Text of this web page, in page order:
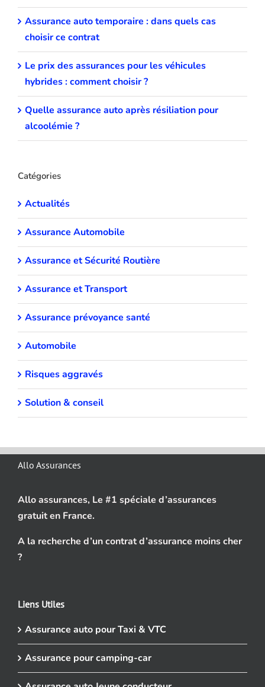
Assurance auto temporaire : dans quels cas
choisir ce contrat
Le prix des assurances pour les véhicules
hybrides : comment choisir ?
Quelle assurance auto après résiliation pour
alcoolémie ?
Catégories
Actualités
Assurance Automobile
Assurance et Sécurité Routière
Assurance et Transport
Assurance prévoyance santé
Automobile
Risques aggravés
Solution & conseil
Allo Assurances
Allo assurances, Le #1 spéciale d’assurances
gratuit en France.
A la recherche d’un contrat d’assurance moins cher
?
Liens Utiles
Assurance auto pour Taxi & VTC
Assurance pour camping-car